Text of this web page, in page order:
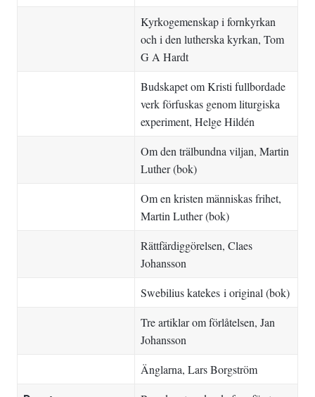
Kyrkogemenskap i fornkyrkan
och i den lutherska kyrkan, Tom
G A Hardt
Budskapet om Kristi fullbordade
verk förfuskas genom liturgiska
experiment, Helge Hildén
Om den trälbundna viljan, Martin
Luther (bok)
Om en kristen människas frihet,
Martin Luther (bok)
Rättfärdiggörelsen, Claes
Johansson
Swebilius katekes i original (bok)
Tre artiklar om förlåtelsen, Jan
Johansson
Änglarna, Lars Borgström